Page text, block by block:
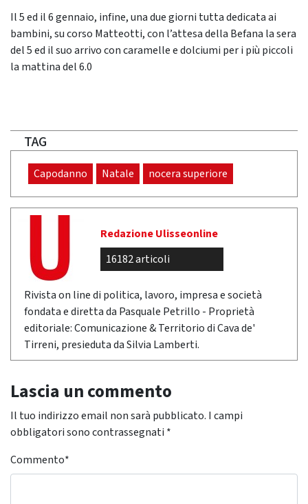
Il 5 ed il 6 gennaio, infine, una due giorni tutta dedicata ai
bambini, su corso Matteotti, con l’attesa della Befana la sera
del 5 ed il suo arrivo con caramelle e dolciumi per i più piccoli
la mattina del 6.0
TAG
Capodanno Natale nocera superiore
Redazione Ulisseonline
16182 articoli
Rivista on line di politica, lavoro, impresa e società
fondata e diretta da Pasquale Petrillo - Proprietà
editoriale: Comunicazione & Territorio di Cava de'
Tirreni, presieduta da Silvia Lamberti.
Lascia un commento
Il tuo indirizzo email non sarà pubblicato. I campi
obbligatori sono contrassegnati *
Commento*